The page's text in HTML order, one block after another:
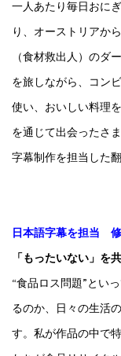
一人あたり毎日おに
り、オーストリアか
（食材救出人）のダ
を旅しながら、コン
使い、おいしい料理
を通じて出会ったさ
字幕制作を担当した
日本語字幕を担当
「もったいない」を
“食品ロス問題”とい
るのか、日々の生活
す。私が作品の中で